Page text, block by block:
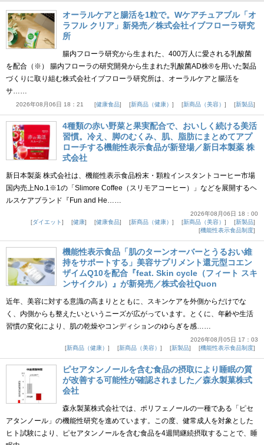
オーラルケアと腸活を1粒で。Wケアチュアブル「オ
ラフル クリア」新発売／株式会社イブフローラ研究
所
腸内フローラ研究から生まれた、400万人に愛される乳酸菌
を配合（※） 腸内フローラの研究開発から生まれた乳酸菌AD株®を用いた製品
づくりに取り組む株式会社イブフローラ研究所は、オーラルケアと腸活を
サ……
2026年08月06日 18：21 健康食品 新商品（健康） 新商品（美容） 新製品
4種類の赤い野菜と果実配合で、おいしく続ける美活
習慣。冷え、脚のむくみ、肌、脂肪にまとめてアプ
ローチする機能性表示食品が新登場／新日本製薬 株
式会社
新日本製薬 株式会社は、機能性表示食品粉末・顆粒インスタントコーヒー市場
国内売上No.1※1の「Slimore Coffee（スリモアコーヒー）」などを展開するヘ
ルスケアブランド『Fun and He……
2026年08月06日 18：00
ダイエット
健康 健康食品 新商品（健康） 新商品（美容）
新製品
機能性表示食品制度
機能性表示食品「肌のターンオーバーとうるおい維
持をサポートする」美容サプリメント還元型コエン
ザイムQ10を配合『feat. Skin cycle（フィート スキ
ンサイクル）』が新発売／株式会社Quon
近年、美容に対する意識の高まりとともに、スキンケアを外側からだけでな
く、内側からも整えたいというニーズが広がっています。とくに、年齢や生活
習慣の変化により、肌の乾燥やコンディションのゆらぎを感……
2026年08月05日 17：03
新商品（健康）
新商品（美容） 新製品 機能性表示食品制度
ピセアタンノールを含む食品の摂取により睡眠の質
が改善する可能性が確認されました／森永製菓株式
会社
森永製菓株式会社では、ポリフェノールの一種である「ピセ
アタンノール」の機能性研究を進めています。この度、健常成人を対象とした
ヒト試験により、ピセアタンノールを含む食品を4週間継続摂取することで、睡